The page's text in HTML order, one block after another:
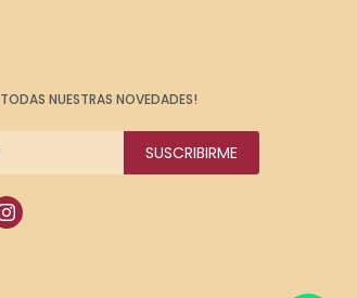
NUESTRAS NOVEDADES!
SUSCRIBIRME